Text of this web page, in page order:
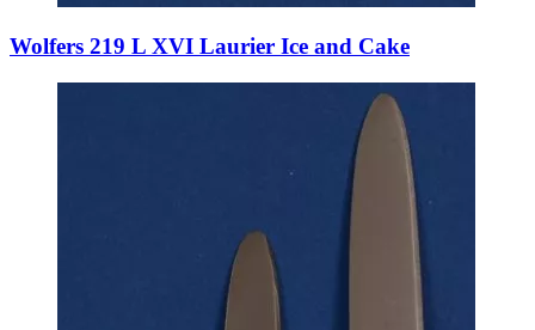
Wolfers 219 L XVI Laurier Ice and Cake